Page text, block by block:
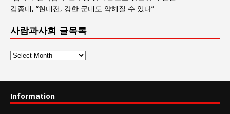
김종대, “현대전, 강한 군대도 약해질 수 있다”
사람과사회 글목록
사
회
Information